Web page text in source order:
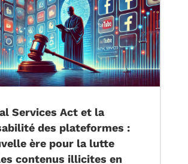
Services Act et la
des plateformes :
ère pour la lutte
contenus illicites en